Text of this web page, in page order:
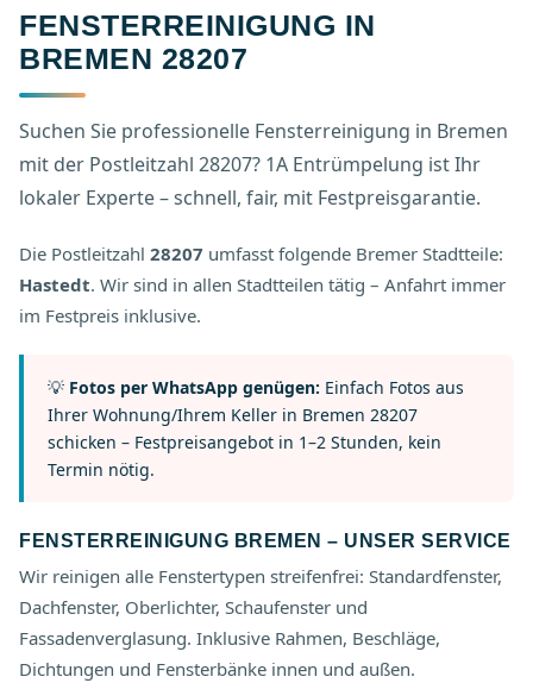
FENSTERREINIGUNG IN
BREMEN 28207
Suchen Sie professionelle Fensterreinigung in Bremen
mit der Postleitzahl 28207? 1A Entrümpelung ist Ihr
lokaler Experte – schnell, fair, mit Festpreisgarantie.
Die Postleitzahl 28207 umfasst folgende Bremer Stadtteile:
Hastedt. Wir sind in allen Stadtteilen tätig – Anfahrt immer
im Festpreis inklusive.
💡 Fotos per WhatsApp genügen: Einfach Fotos aus
Ihrer Wohnung/Ihrem Keller in Bremen 28207
schicken – Festpreisangebot in 1–2 Stunden, kein
Termin nötig.
FENSTERREINIGUNG BREMEN – UNSER SERVICE
Wir reinigen alle Fenstertypen streifenfrei: Standardfenster,
Dachfenster, Oberlichter, Schaufenster und
Fassadenverglasung. Inklusive Rahmen, Beschläge,
Dichtungen und Fensterbänke innen und außen.